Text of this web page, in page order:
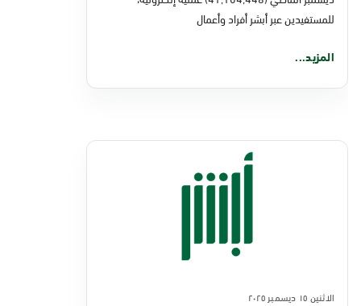
للمستفيدين عبر أبشر أفراد وأعمال
المزيد...
الاثنين ١٥ ديسمبر ٢٠٢٥